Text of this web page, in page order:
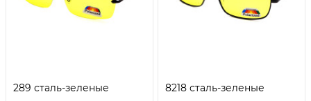
289 сталь-зеленые 8218 сталь-зеленые